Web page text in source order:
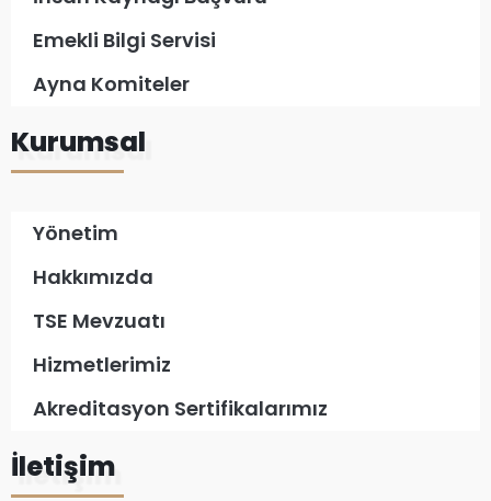
Emekli Bilgi Servisi
Ayna Komiteler
Kurumsal
Yönetim
Hakkımızda
TSE Mevzuatı
Hizmetlerimiz
Akreditasyon Sertifikalarımız
İletişim